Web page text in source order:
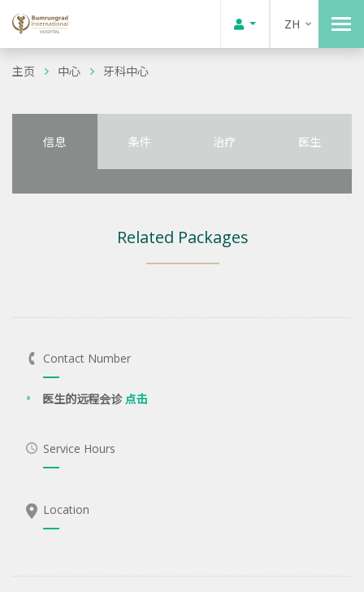
ZH
主页 中心 牙科中心
信息 条件 治疗 医生
Related Packages
Contact Number
医生的远程会诊点击
Service Hours
Location